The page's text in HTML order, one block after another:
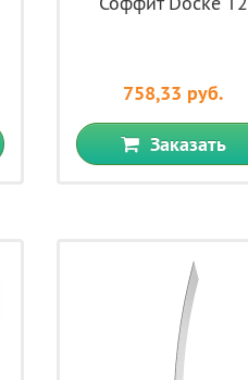
758,33 руб.
Заказать